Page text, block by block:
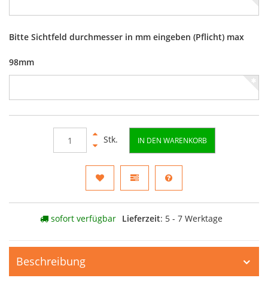
Bitte Sichtfeld durchmesser in mm eingeben (Pflicht) max
98mm
Stk. IN DEN WARENKORB
sofort verfügbar Lieferzeit: 5 - 7 Werktage
Beschreibung